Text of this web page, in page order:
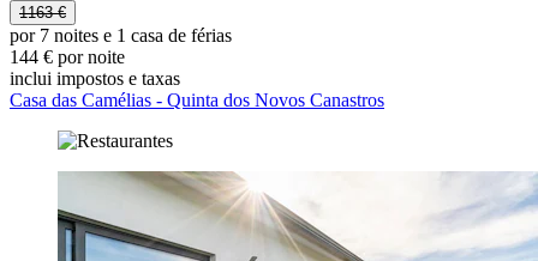
1163 €
por 7 noites e 1 casa de férias
144 € por noite
inclui impostos e taxas
Casa das Camélias - Quinta dos Novos Canastros